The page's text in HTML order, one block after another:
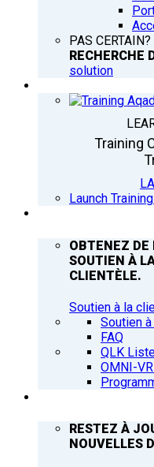
PAS
RECHERCHE
solution
Training
Launch
OBTENEZ DE
SOUTIEN À
CLIENTÈLE.
Soutien à la
Soutien
FAQ
QLK
OMNI-
RESTEZ À
NOUVELLES